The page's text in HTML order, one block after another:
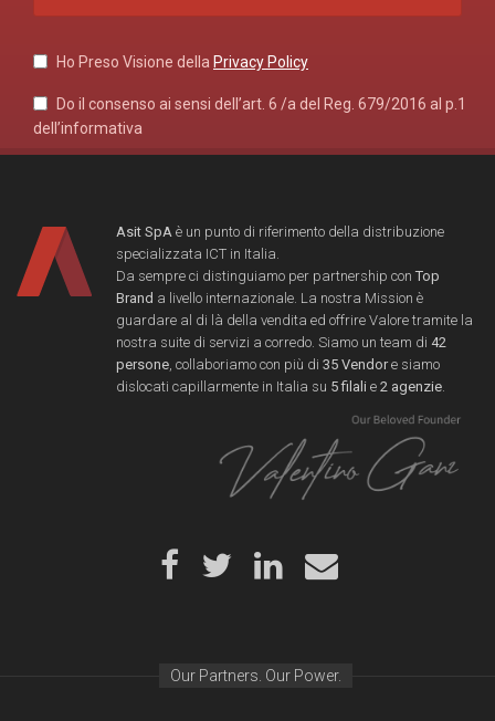
Ho Preso Visione della Privacy Policy
Do il consenso ai sensi dell’art. 6 /a del Reg. 679/2016 al p.1
dell’informativa
Asit SpA è un punto di riferimento della distribuzione
specializzata ICT in Italia.
Da sempre ci distinguiamo per partnership con Top
Brand a livello internazionale. La nostra Mission è
guardare al di là della vendita ed offrire Valore tramite la
nostra suite di servizi a corredo. Siamo un team di 42
persone , collaboriamo con più di 35 Vendore siamo
dislocati capillarmente in Italia su 5 filali e 2 agenzie